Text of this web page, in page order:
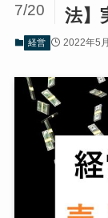
法】
7/20
経営 2022年5